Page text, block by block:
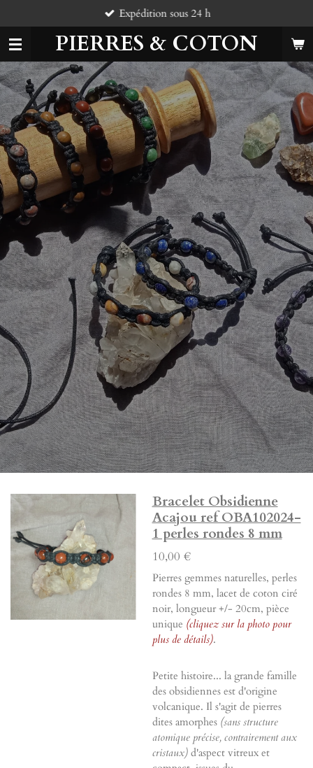
au
contenu
principal
PIERRES & COTON
Expédition sous 24 h
Bracelet Obsidienne
Acajou ref OBA102024-
1 perles rondes 8 mm
10,00 €
Pierres gemmes naturelles, perles
rondes 8 mm, lacet de coton ciré
noir, longueur +/- 20cm, pièce
unique (cliquez sur la photo pour
plus de détails).
Petite histoire... la grande famille
des obsidiennes est d'origine
volcanique. Il s'agit de pierres
dites amorphes (sans structure
atomique précise, contrairement aux
cristaux)d'aspect vitreux et